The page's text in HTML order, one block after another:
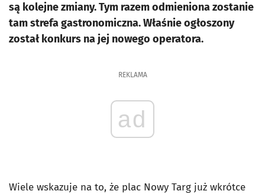
są kolejne zmiany. Tym razem odmieniona zostanie
tam strefa gastronomiczna. Właśnie ogłoszony
został konkurs na jej nowego operatora.
REKLAMA
ad
Wiele wskazuje na to, że plac Nowy Targ już wkrótce